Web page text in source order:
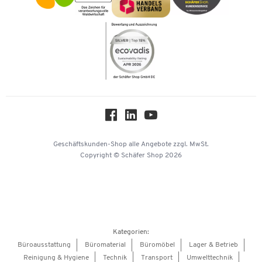
Kataloge
Geschäftskunden-Shop alle Angebote zzgl. MwSt.
Copyright © Schäfer Shop 2026
Kategorien:
Büroausstattung
Büromaterial Büromöbel
Lager & Betrieb
Reinigung & Hygiene
Technik Transport Umwelttechnik